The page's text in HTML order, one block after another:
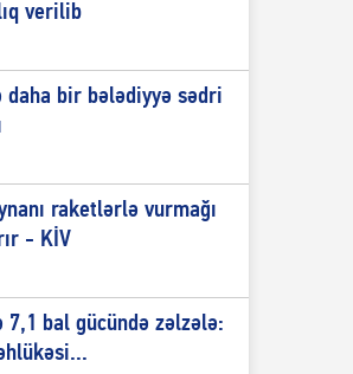
verilib
daha bir bələdiyyə sədri
raketlərlə vurmağı
- KİV
7,1 bal gücündə zəlzələ: